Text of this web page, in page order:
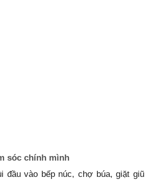
sóc chính mình
đầu vào bếp núc, chợ búa, giặt giũ